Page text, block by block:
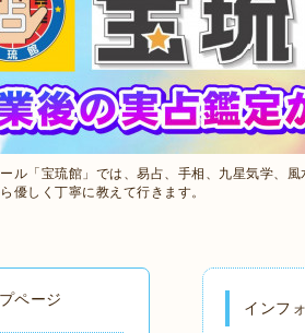
ル「宝琉館」では、易占、手相、九星気学、
優しく丁寧に教えて行きます。
インフ
ページ